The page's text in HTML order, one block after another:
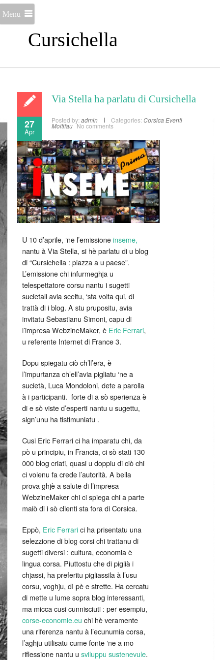
Cursichella
Menu
27
Apr
Via Stella ha parlatu di Cursichella
Posted by: admin Categories: Corsica Eventi
Moltifau No comments
U 10 d’aprile, ‘ne l’emissioneinseme,
nantu à Via Stella, si hè parlatu di u blog
di “Cursichella : piazza a u paese”.
L’emissione chi infurmeghja u
telespettatore corsu nantu i sugetti
sucietali avia sceltu, ‘sta volta qui, di
trattà di i blog. A stu prupositu, avia
invitatu Sebastianu Simoni, capu di
l’impresa WebzineMaker, è Eric Ferrari,
u referente Internet di France 3.
Dopu spiegatu ciò ch’ll’era, è
l’impurtanza ch’ell’avia pigliatu ‘ne a
sucietà, Luca Mondoloni, dete a parolla
à i participanti. forte di a sò sperienza è
di e sò viste d’esperti nantu u sugettu,
sign’unu ha tistimuniatu .
Cusi Eric Ferrari ci ha imparatu chi, da
pò u principiu, in Francia, ci sò stati 130
000 blog criati, quasi u doppiu di ciò chi
ci volenu fa crede l’autorità. A bella
prova ghjè a salute di l’impresa
WebzineMaker chi ci spiega chi a parte
maiò di i sò clienti sta fora di Corsica.
Eppò, Eric Ferrarici ha prisentatu una
selezzione di blog corsi chi trattanu di
sugetti diversi : cultura, economia è
lingua corsa. Piuttostu che di piglià i
chjassi, ha preferitu pigliassila à l’usu
corsu, voghju, dì pè e strette. Ha cercatu
di mette u lume sopra blog interessanti,
ma micca cusi cunnisciuti : per esempiu,
corse-economie.eu chi hè veramente
una riferenza nantu à l’ecunumia corsa,
l’aghju utilisatu cume fonte ‘ne a mo
riflessione nantu u sviluppu sustenevule.